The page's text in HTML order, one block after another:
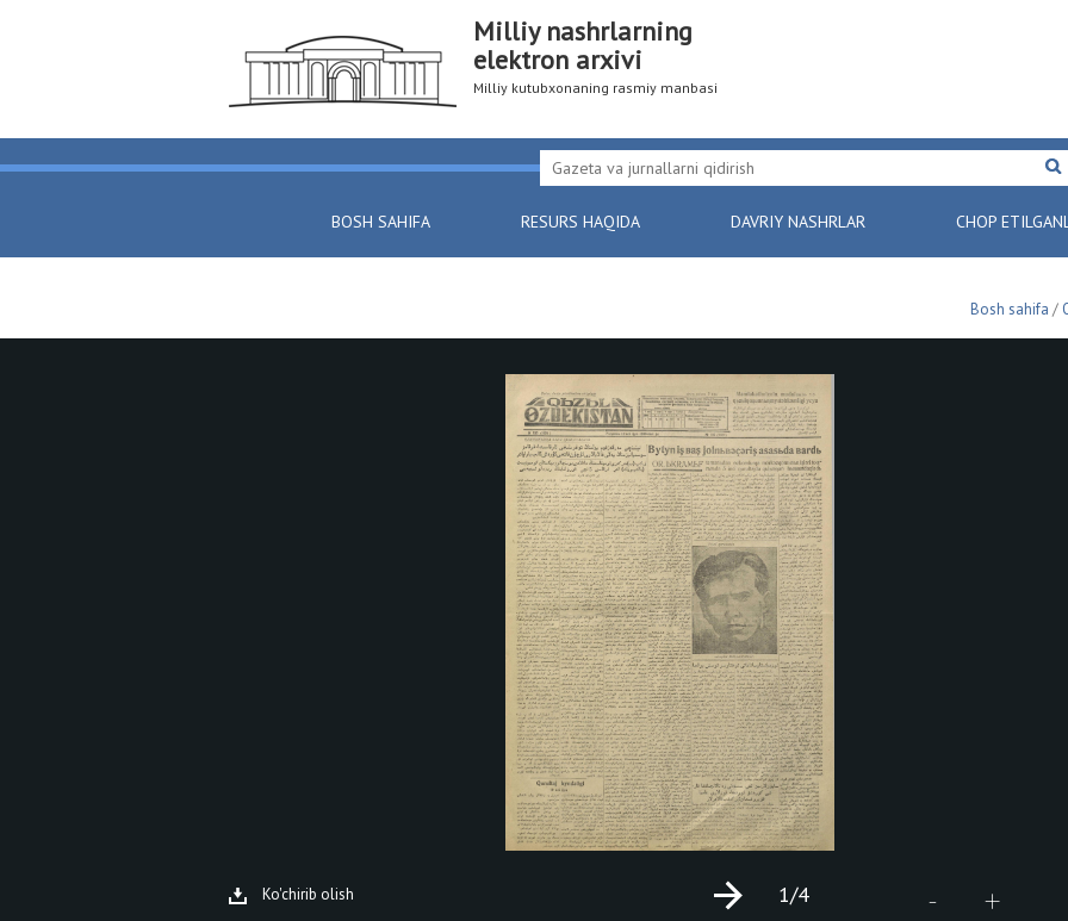
Milliy nashrlarning
elektron arxivi
Milliy kutubxonaning rasmiy manbasi
BOSH SAHIFA RESURS HAQIDA DAVRIY NASHRLAR CHOP
Bosh sahifa /
Ko'chirib olish - +
1/4